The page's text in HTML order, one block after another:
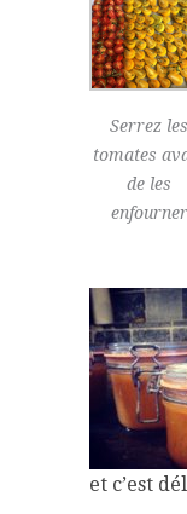
Serrez les
tomates
de les
enfourner
et c’est